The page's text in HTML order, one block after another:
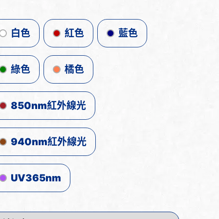
白色 紅色 藍色
綠色 橘色
850nm紅外線光
940nm紅外線光
UV365nm